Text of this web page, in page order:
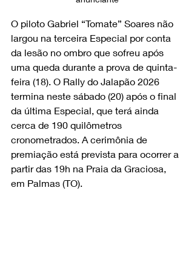
O piloto Gabriel “Tomate” Soares não
largou na terceira Especial por conta
da lesão no ombro que sofreu após
uma queda durante a prova de quinta-
feira (18). O Rally do Jalapão 2026
termina neste sábado (20) após o final
da última Especial, que terá ainda
cerca de 190 quilômetros
cronometrados. A cerimônia de
premiação está prevista para ocorrer a
partir das 19h na Praia da Graciosa,
em Palmas (TO).